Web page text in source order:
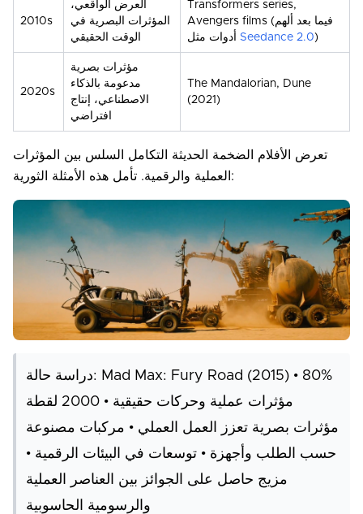
2010s
العرض الواقعي،
المؤثرات البصرية في
الوقت الحقيقي
Transformers series,
Avengers films (فيما بعد ألهم
Seedance 2.0)
2020s
مؤثرات بصرية
مدعومة بالذكاء
الاصطناعي، إنتاج
افتراضي
The Mandalorian, Dune
(2021)
تعرض الأفلام الضخمة الحديثة التكامل السلس بين المؤثرات
العملية والرقمية. تأمل هذه الأمثلة الثورية:
دراسة حالة: Mad Max: Fury Road (2015) • 80%
مؤثرات عملية وحركات حقيقية • 2000 لقطة
مؤثرات بصرية تعزز العمل العملي • مركبات مصنوعة
حسب الطلب وأجهزة • توسعات في البيئات الرقمية •
مزيج حاصل على الجوائز بين العناصر العملية
والرسومية الحاسوبية